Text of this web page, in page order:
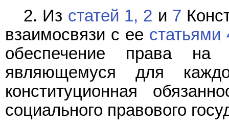
2. Из статей 1, 2 и 7
взаимосвязи с ее статьями
обеспечение права на
являющемуся для
конституционная
социального правового